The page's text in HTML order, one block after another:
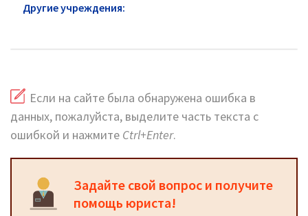
Другие учреждения:
Если на сайте была обнаружена ошибка в
данных, пожалуйста, выделите часть текста с
ошибкой и нажмите Ctrl+Enter.
Задайте свой вопрос и получите
помощь юриста!